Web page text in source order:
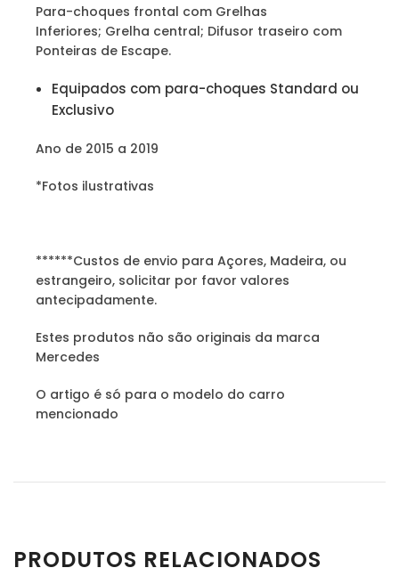
Para-choques frontal com Grelhas
Inferiores; Grelha central; Difusor traseiro com
Ponteiras de Escape.
Equipados com para-choques Standard ou
Exclusivo
Ano de 2015 a 2019
*Fotos ilustrativas
******Custos de envio para Açores, Madeira, ou
estrangeiro, solicitar por favor valores
antecipadamente.
Estes produtos não são originais da marca
Mercedes
O artigo é só para o modelo do carro
mencionado
PRODUTOS RELACIONADOS